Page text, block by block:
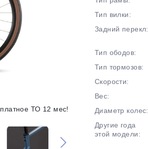
ТО 12 мес!
Тип вилки:
Задний перекл:
Тип ободов:
Тип тормозов:
Скорости:
Вес:
Диаметр колес:
Другие года
этой модели:
сегодня только
любого банка